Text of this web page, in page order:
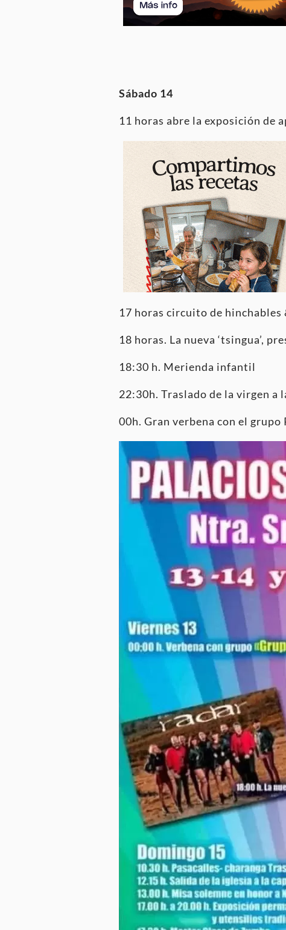
Sábado 14
11 horas abre la exposición de
17 horas circuito de
18 horas. La nueva ‘tsingua’,
18:30 h. Merienda infantil
22:30h. Traslado de la virgen a
00h. Gran verbena con el grupo